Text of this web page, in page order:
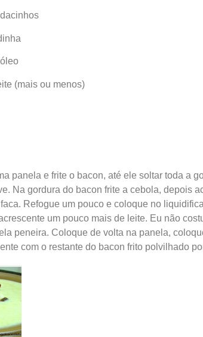
(mais ou menos)
panela e frite o bacon, até ele soltar toda a
Na gordura do bacon frite a cebola, depois
Refogue um pouco e coloque no
um pouco mais de leite. Eu não
peneira. Coloque de volta na panela,
com o restante do bacon frito polvilhado